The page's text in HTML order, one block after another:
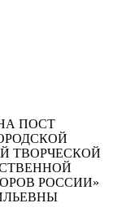
ПОСТ
ТВОРЧЕСКОЙ
РОССИИ»